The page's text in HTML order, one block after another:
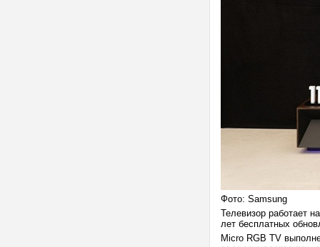
Фото: Samsung
Телевизор работает
лет бесплатных
Micro RGB TV